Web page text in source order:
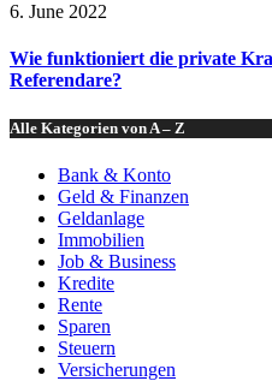
6. June 2022
Wie funktioniert die private
Referendare?
Alle Kategorien von A – Z
Bank & Konto
Geld & Finanzen
Geldanlage
Immobilien
Job & Business
Kredite
Rente
Sparen
Steuern
Versicherungen